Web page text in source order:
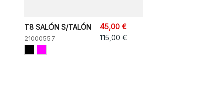
T8 SALÓN S/TALÓN
21000557
45,00 €
115,00 €